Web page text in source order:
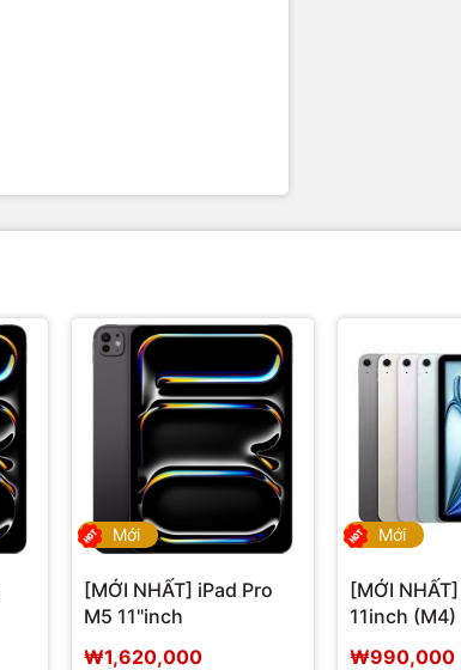
Mới
[MỚI NHẤT] iPad Pro
M5 11"inch
₩1,620,000
Mới
[MỚI
11inch (M4)
₩990,000